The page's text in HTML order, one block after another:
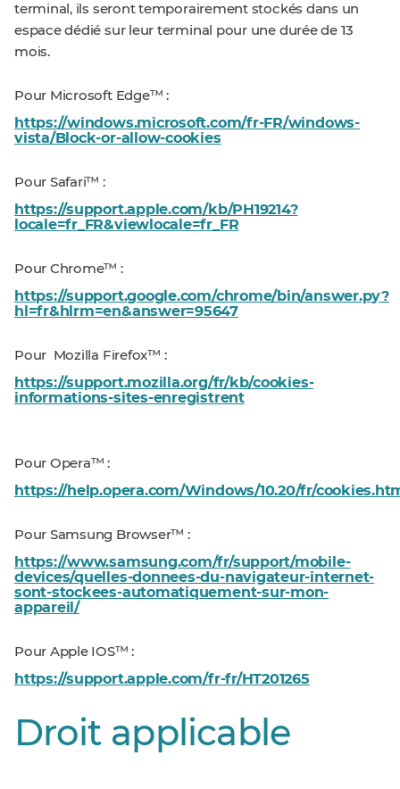
terminal, ils seront temporairement stockés dans un
espace dédié sur leur terminal pour une durée de 13
mois.
Pour Microsoft Edge™ :
https://windows.microsoft.com/fr-FR/windows-
vista/Block-or-allow-cookies
Pour Safari™ :
https://support.apple.com/kb/PH19214?
locale=fr_FR&viewlocale=fr_FR
Pour Chrome™ :
https://support.google.com/chrome/bin/answer.py?
hl=fr&hlrm=en&answer=95647
Pour Mozilla Firefox™ :
https://support.mozilla.org/fr/kb/cookies-
informations-sites-enregistrent
Pour Opera™ :
https://help.opera.com/Windows/10.20/fr/
Pour Samsung Browser™ :
https://www.samsung.com/fr/support/mobile-
devices/quelles-donnees-du-navigateur-internet-
sont-stockees-automatiquement-sur-mon-
appareil/
Pour Apple IOS™ :
https://support.apple.com/fr-fr/HT201265
Droit applicable